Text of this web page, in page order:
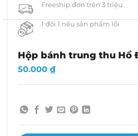
Freeship đơn trên 3 triệu
1 đổi 1 nếu sản phẩm lỗi
Hộp bánh trung thu Hồ
50.000 ₫